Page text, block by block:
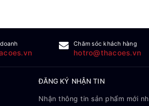
Chăm sóc khách hàng
hotro@thacoes.vn
ĐĂNG KÝ NHẬN TIN
Nhận thông tin sản phẩm mới